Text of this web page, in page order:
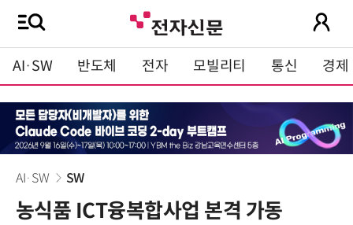
AI·SW 반도체 전자 모빌리티 통신 경제
AI·SW SW
농식품 ICT융복합사업 본격 가동